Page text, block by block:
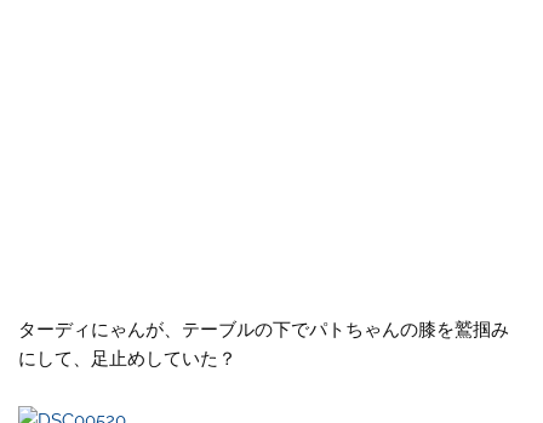
ターディにゃんが、テーブルの下でパトちゃんの膝を鷲掴み
にして、足止めしていた？